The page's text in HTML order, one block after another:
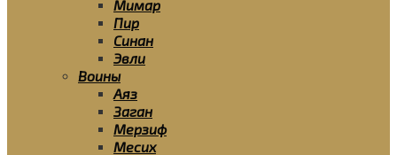
Мимар
Пир
Синан
Эвли
Воины
Аяз
Заган
Мерзиф
Месих